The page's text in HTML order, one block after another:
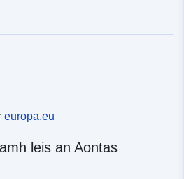
europa.eu
leis an Aontas